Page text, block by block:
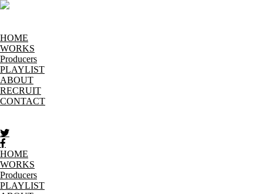
HOME
WORKS
Producers
PLAYLIST
ABOUT
RECRUIT
CONTACT
HOME
WORKS
Producers
PLAYLIST